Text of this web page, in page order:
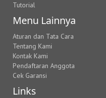
Tutorial
Menu Lainnya
Aturan dan Tata Cara
Tentang Kami
Kontak Kami
Pendaftaran Anggota
Cek Garansi
Links